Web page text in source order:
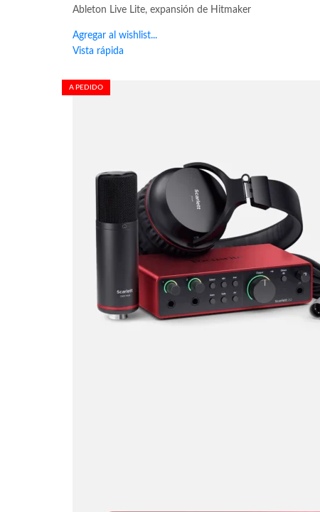
Ableton Live Lite, expansión de Hitmaker
Agregar al wishlist...
Vista rápida
A PEDIDO